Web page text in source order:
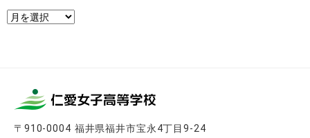
ア
〒910-0004 福井県福井市宝永4丁目9-24